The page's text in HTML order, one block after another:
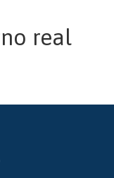
real